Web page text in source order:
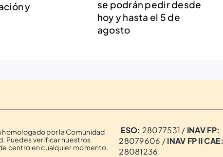
y
se podrán pedir desde
hoy y hasta el 5 de
agosto
homologado por la Comunidad
Puedes verificar nuestros
centro en cualquier momento.
ESO: 28077531 / INAV FP:
28079606 /INAV FP II CAE:
28081236